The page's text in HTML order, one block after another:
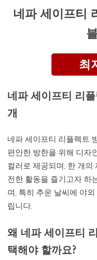
네파 세이프티
최
네파 세이프티 리
개
네파 세이프티 리플렉트
편안한 방한을 위해 디자
컬러로 제공되며, 한 개의
전한 활동을 즐기고자 하
며, 특히 추운 날씨에 야
립니다.
왜 네파 세이프티
택해야 할까요?